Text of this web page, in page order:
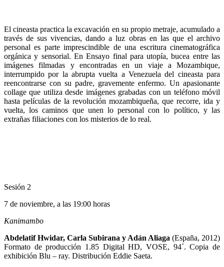
El cineasta practica la excavación en su propio metraje, acumulado a
través de sus vivencias, dando a luz obras en las que el archivo
personal es parte imprescindible de una escritura cinematográfica
orgánica y sensorial. En Ensayo final para utopía, bucea entre las
imágenes filmadas y encontradas en un viaje a Mozambique,
interrumpido por la abrupta vuelta a Venezuela del cineasta para
reencontrarse con su padre, gravemente enfermo. Un apasionante
collage que utiliza desde imágenes grabadas con un teléfono móvil
hasta películas de la revolución mozambiqueña, que recorre, ida y
vuelta, los caminos que unen lo personal con lo político, y las
extrañas filiaciones con los misterios de lo real.
Sesión 2
7 de noviembre, a las 19:00 horas
Kanimambo
Abdelatif Hwidar, Carla Subirana y Adán Aliaga (España, 2012)
Formato de producción 1.85 Digital HD, VOSE, 94´. Copia de
exhibición Blu – ray. Distribución Eddie Saeta.